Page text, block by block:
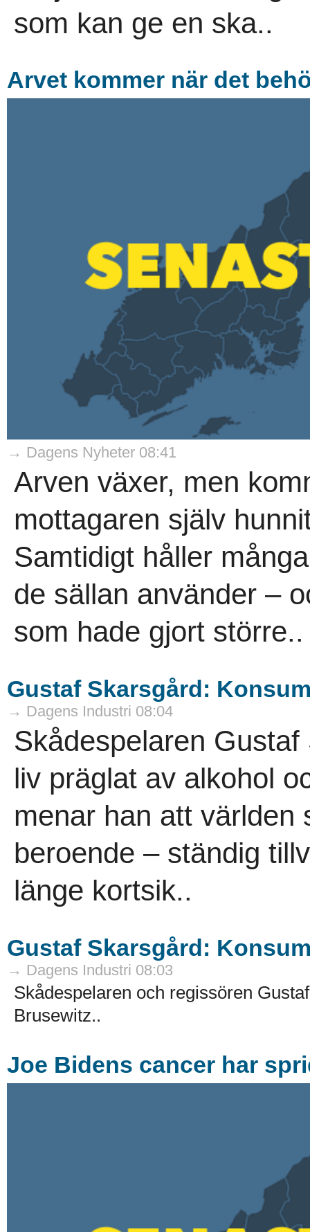
som kan ge en ska..
Arvet kommer när det
→ Dagens Nyheter 08:41
Arven växer, men
mottagaren själv
Samtidigt håller
de sällan använder –
som hade gjort större..
Gustaf Skarsgård:
→ Dagens Industri 08:04
Skådespelaren
liv präglat av alkohol
menar han att världen
beroende – ständig
länge kortsik..
Gustaf Skarsgård:
→ Dagens Industri 08:03
Skådespelaren och regissören
Brusewitz..
Joe Bidens cancer har